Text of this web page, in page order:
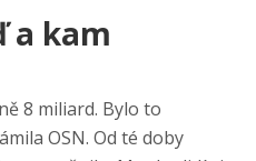
a kam
8 miliard. Bylo to
OSN. Od té doby